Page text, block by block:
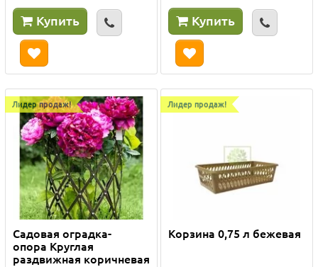
Купить Купить
Лидер продаж!
Садовая оградка-
опора Круглая
раздвижная коричневая
Лидер продаж!
Корзина 0,75 л бежевая